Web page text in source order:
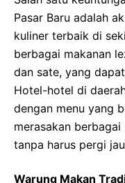
Pasar Baru adalah
kuliner terbaik di
berbagai makanan
dan sate, yang
Hotel-hotel di
dengan menu yang
merasakan
tanpa harus pergi
Warung Makan